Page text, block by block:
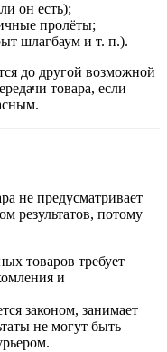
он есть);
пролёты;
шлагбаум и т. п.).
до другой возможной
товара, если
не предусматривает
результатов, потому
товаров требует
и
законом, занимает
не могут быть